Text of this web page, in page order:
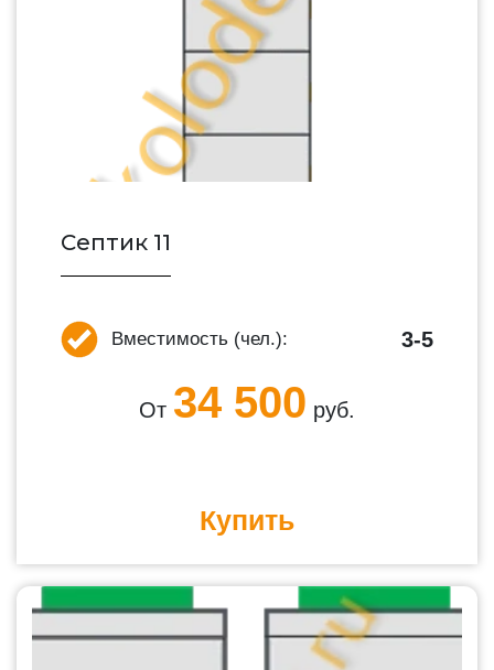
Септик 11
Вместимость (чел.): 3-5
От 34 500 руб.
Купить